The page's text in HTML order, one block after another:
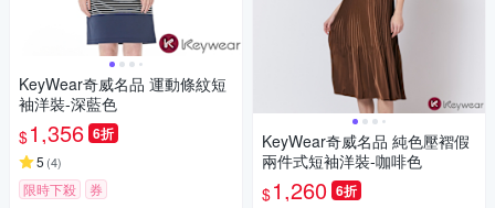
KeyWear奇威名品 運動條紋短
袖洋裝-深藍色
$1,356 6折
5 (4)
限時下殺 券
KeyWear奇威名品 純色壓褶假
兩件式短袖洋裝-咖啡色
$1,260 6折